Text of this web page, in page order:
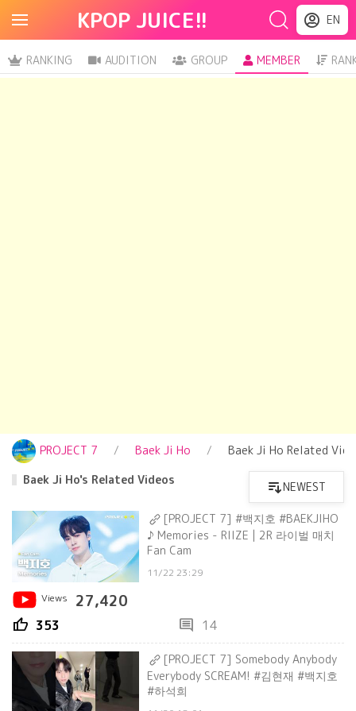
KPOP JUICE!! EN
RANKING AUDITION GROUP MEMBER
PROJECT 7 Baek Ji Ho
Baek Ji Ho Related
Baek Ji Ho's Related Videos
NEWEST
[PROJECT 7] #백지호 #BAEKJIHO
♪ Memories - RIIZE | 2R 라이벌 매치
Fan Cam
11/22 23:29
Views
27,420
thumb_up 353 comment 14
[PROJECT 7] Somebody Anybody
Everybody SCREAM! #김현재 #백지호
#하석희